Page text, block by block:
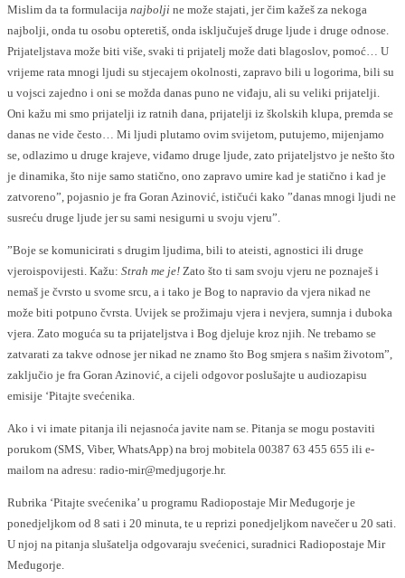
Mislim da ta formulacija najbolji ne može stajati, jer čim kažeš za nekoga
najbolji, onda tu osobu opteretiš, onda isključuješ druge ljude i druge odnose.
Prijateljstava može biti više, svaki ti prijatelj može dati blagoslov, pomoć… U
vrijeme rata mnogi ljudi su stjecajem okolnosti, zapravo bili u logorima, bili su
u vojsci zajedno i oni se možda danas puno ne viđaju, ali su veliki prijatelji.
Oni kažu mi smo prijatelji iz ratnih dana, prijatelji iz školskih klupa, premda se
danas ne vide često… Mi ljudi plutamo ovim svijetom, putujemo, mijenjamo
se, odlazimo u druge krajeve, viđamo druge ljude, zato prijateljstvo je nešto što
je dinamika, što nije samo statično, ono zapravo umire kad je statično i kad je
zatvoreno”, pojasnio je fra Goran Azinović, ističući kako ”danas mnogi ljudi ne
susreću druge ljude jer su sami nesigurni u svoju vjeru”.
”Boje se komunicirati s drugim ljudima, bili to ateisti, agnostici ili druge
vjeroispovijesti. Kažu: Strah me je! Zato što ti sam svoju vjeru ne poznaješ i
nemaš je čvrsto u svome srcu, a i tako je Bog to napravio da vjera nikad ne
može biti potpuno čvrsta. Uvijek se prožimaju vjera i nevjera, sumnja i duboka
vjera. Zato moguća su ta prijateljstva i Bog djeluje kroz njih. Ne trebamo se
zatvarati za takve odnose jer nikad ne znamo što Bog smjera s našim životom”,
zaključio je fra Goran Azinović, a cijeli odgovor poslušajte u audiozapisu
emisije ‘Pitajte svećenika.
Ako i vi imate pitanja ili nejasnoća javite nam se. Pitanja se mogu postaviti
porukom (SMS, Viber, WhatsApp) na broj mobitela 00387 63 455 655 ili e-
mailom na adresu: radio-mir@medjugorje.hr.
Rubrika ‘Pitajte svećenika’ u programu Radiopostaje Mir Međugorje je
ponedjeljkom od 8 sati i 20 minuta, te u reprizi ponedjeljkom navečer u 20 sati.
U njoj na pitanja slušatelja odgovaraju svećenici, suradnici Radiopostaje Mir
Međugorje.